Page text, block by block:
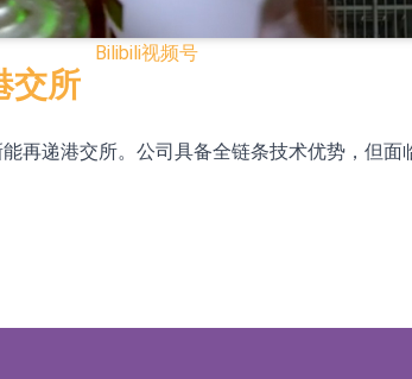
信服务集团(02215.HK)跌35.71%
，敏捷控股(00186.HK)涨+82.50%
停牌
Bilibili视频号
交所
再递港交所。公司具备全链条技术优势，但